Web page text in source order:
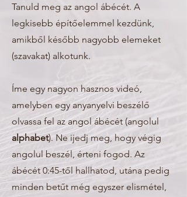
Tanuld meg az angol ábécét. A
legkisebb építőelemmel kezdünk,
amikből később nagyobb elemeket
(szavakat) alkotunk.
Íme egy nagyon hasznos videó,
amelyben egy anyanyelvi beszélő
olvassa fel az angol ábécét (angolul
alphabet). Ne ijedj meg, hogy végig
angolul beszél, érteni fogod. Az
ábécét 0:45-től hallhatod, utána pedig
minden betűt még egyszer elismétel,